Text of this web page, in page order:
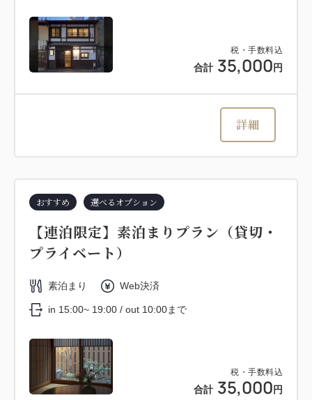
税・手数料込
合計 35,000 円
詳細
税・手数料込
合計 35,000 円
おすすめ 選べるオプション
【連泊限定】素泊まりプラン（貸切・
プライベート）
素泊まり Web決済
in 15:00~ 19:00 / out 10:00まで